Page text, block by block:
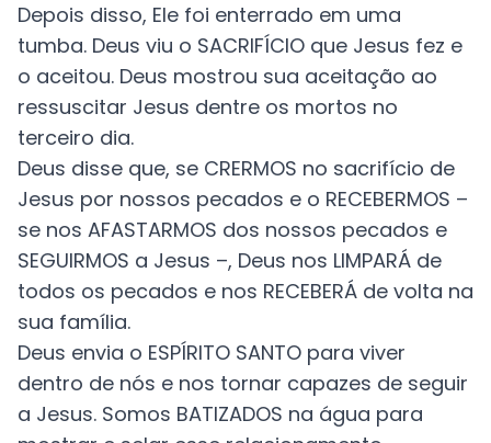
Depois disso, Ele foi enterrado em uma
tumba. Deus viu o SACRIFÍCIO que Jesus fez e
o aceitou. Deus mostrou sua aceitação ao
ressuscitar Jesus dentre os mortos no
terceiro dia.
Deus disse que, se CRERMOS no sacrifício de
Jesus por nossos pecados e o RECEBERMOS –
se nos AFASTARMOS dos nossos pecados e
SEGUIRMOS a Jesus –, Deus nos LIMPARÁ de
todos os pecados e nos RECEBERÁ de volta na
sua família.
Deus envia o ESPÍRITO SANTO para viver
dentro de nós e nos tornar capazes de seguir
a Jesus. Somos BATIZADOS na água para